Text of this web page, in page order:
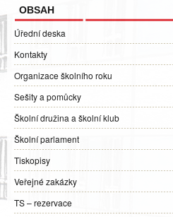
OBSAH
Úřední deska
Kontakty
Organizace školního roku
Sešity a pomůcky
Školní družina a školní klub
Školní parlament
Tiskopisy
Veřejné zakázky
TS – rezervace